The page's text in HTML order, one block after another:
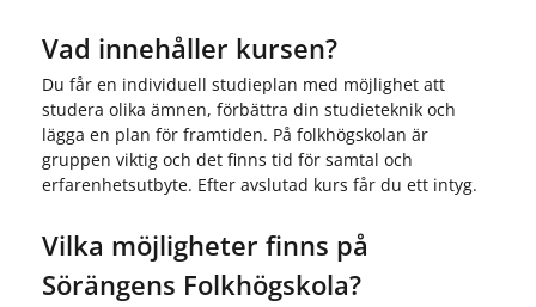
Vad innehåller kursen?
Du får en individuell studieplan med möjlighet att
studera olika ämnen, förbättra din studieteknik och
lägga en plan för framtiden. På folkhögskolan är
gruppen viktig och det finns tid för samtal och
erfarenhetsutbyte. Efter avslutad kurs får du ett intyg.
Vilka möjligheter finns på
Sörängens Folkhögskola?